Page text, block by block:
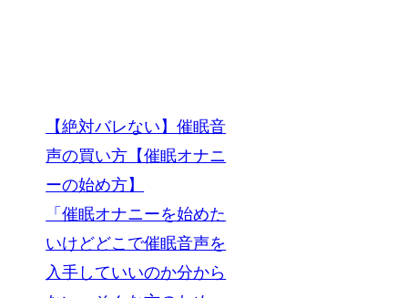
【絶対バレない】催眠音
声の買い方【催眠オナニ
ーの始め方】
「催眠オナニーを始めた
いけどどこで催眠音声を
入手していいのか分から